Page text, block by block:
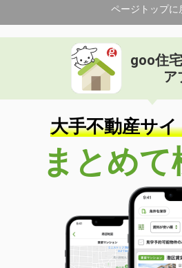
ページトップに
goo住
ア
大手不動産サイ
まとめて